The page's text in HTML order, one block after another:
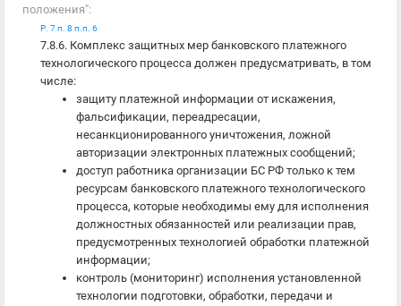
положения":
Р. 7 п. 8 п.п. 6
7.8.6. Комплекс защитных мер банковского платежного
технологического процесса должен предусматривать, в том
числе:
защиту платежной информации от искажения,
фальсификации, переадресации,
несанкционированного уничтожения, ложной
авторизации электронных платежных сообщений;
доступ работника организации БС РФ только к тем
ресурсам банковского платежного технологического
процесса, которые необходимы ему для исполнения
должностных обязанностей или реализации прав,
предусмотренных технологией обработки платежной
информации;
контроль (мониторинг) исполнения установленной
технологии подготовки, обработки, передачи и